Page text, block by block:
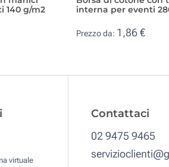
140 g/m2
interna per eventi
Prezzo da: 1,86 €
virtuale
Contattaci
02 9475 9465